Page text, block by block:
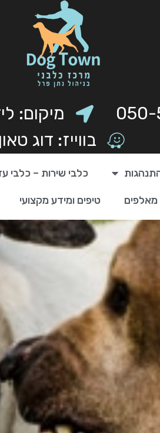
מיקום:
בווייז: דוג טאון
כלבי שירות – כלבי
טיפים ומידע מקצועי